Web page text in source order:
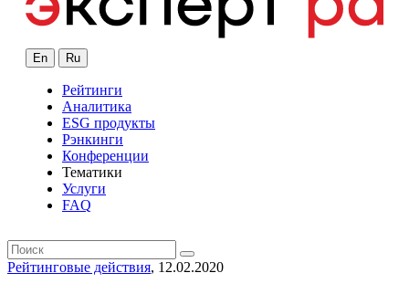
En Ru
Рейтинги
Аналитика
ESG продукты
Рэнкинги
Конференции
Тематики
Услуги
FAQ
Рейтинговые действия, 12.02.2020